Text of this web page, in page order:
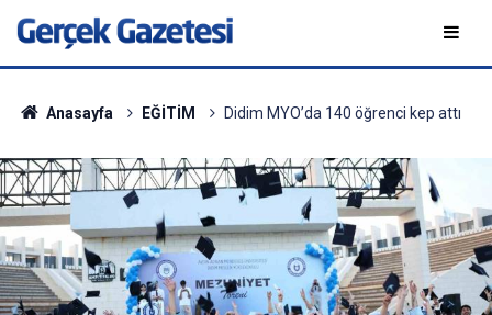
Anasayfa EĞİTİM Didim MYO’da 140 öğrenci kep attı